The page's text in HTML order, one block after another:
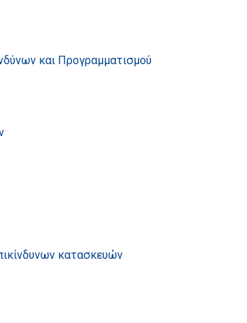
και Προγραμματισμού
κατασκευών